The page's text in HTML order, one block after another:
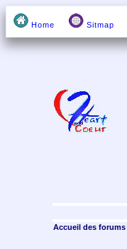
Home Sitmap
Accueil des forums